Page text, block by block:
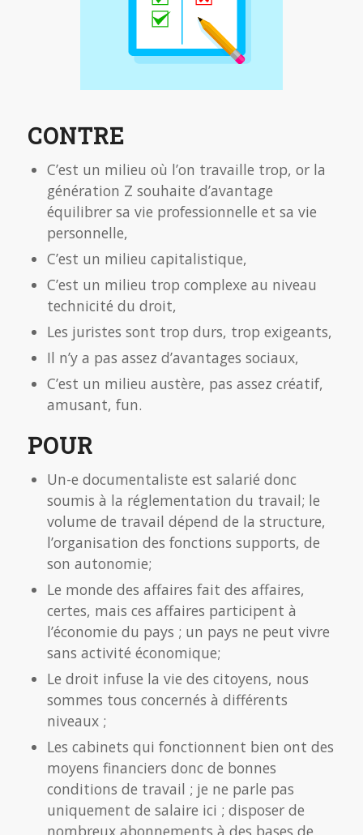
CONTRE
C’est un milieu où l’on travaille trop, or la
génération Z souhaite d’avantage
équilibrer sa vie professionnelle et sa vie
personnelle,
C’est un milieu capitalistique,
C’est un milieu trop complexe au niveau
technicité du droit,
Les juristes sont trop durs, trop exigeants,
Il n’y a pas assez d’avantages sociaux,
C’est un milieu austère, pas assez créatif,
amusant, fun.
POUR
Un-e documentaliste est salarié donc
soumis à la réglementation du travail; le
volume de travail dépend de la structure,
l’organisation des fonctions supports, de
son autonomie;
Le monde des affaires fait des affaires,
certes, mais ces affaires participent à
l’économie du pays ; un pays ne peut vivre
sans activité économique;
Le droit infuse la vie des citoyens, nous
sommes tous concernés à différents
niveaux ;
Les cabinets qui fonctionnent bien ont des
moyens financiers donc de bonnes
conditions de travail ; je ne parle pas
uniquement de salaire ici ; disposer de
nombreux abonnements à des bases de